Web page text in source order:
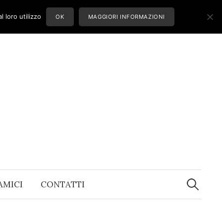
CONTATTI
Ricerca
per:
loro utilizzo OK MAGGIORI INFORMAZIONI